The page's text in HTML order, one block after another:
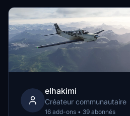
elhakimi
Créateur communautaire
16 add-ons • 39 abonnés